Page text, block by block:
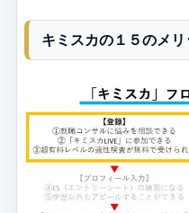
キミスカの１５のメリ